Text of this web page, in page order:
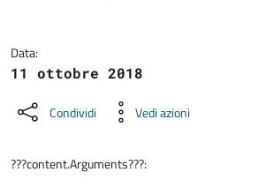
Data:
11 ottobre 2018
Condividi Vedi azioni
???content.Arguments???: